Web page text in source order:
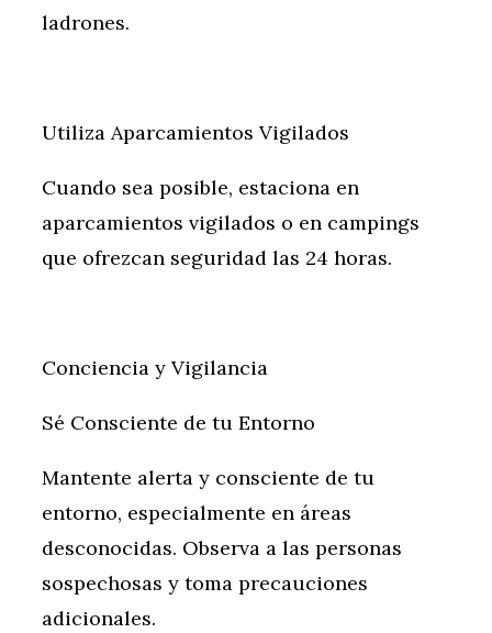
ladrones.
Utiliza Aparcamientos Vigilados
Cuando sea posible, estaciona en
aparcamientos vigilados o en campings
que ofrezcan seguridad las 24 horas.
Conciencia y Vigilancia
Sé Consciente de tu Entorno
Mantente alerta y consciente de tu
entorno, especialmente en áreas
desconocidas. Observa a las personas
sospechosas y toma precauciones
adicionales.